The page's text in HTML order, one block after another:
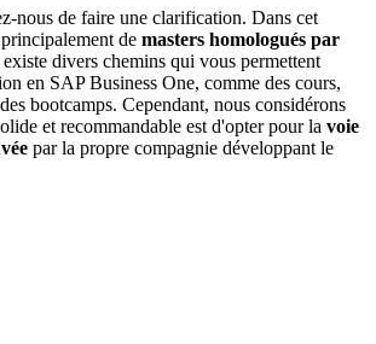
nous de faire une clarification. Dans cet
de masters homologués par
divers chemins qui vous permettent
en SAP Business One, comme des cours,
bootcamps. Cependant, nous considérons
et recommandable est d'opter pour la voie
par la propre compagnie développant le